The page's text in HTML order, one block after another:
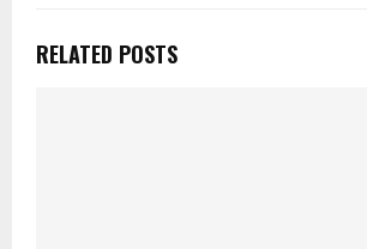
RELATED POSTS